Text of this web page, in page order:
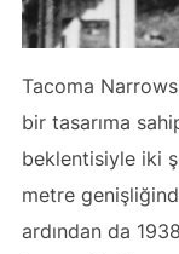
Tacoma
bir tasarıma
beklentisiyle iki
metre
ardından da